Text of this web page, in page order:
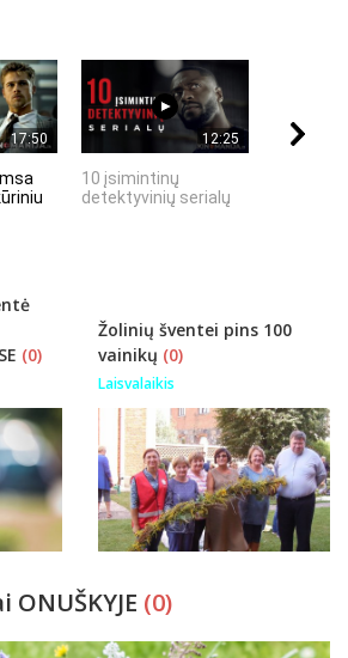
17:50 12:25
10 įsimintinų
detektyvinių serialų
(0)
Žolinių šventei pins 100
vainikų (0)
Laisvalaikis
(0)